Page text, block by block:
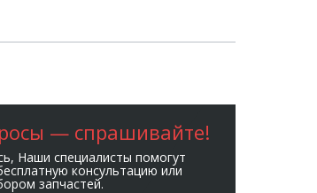
— спрашивайте!
Наши специалисты помогут
консультацию или
запчастей.